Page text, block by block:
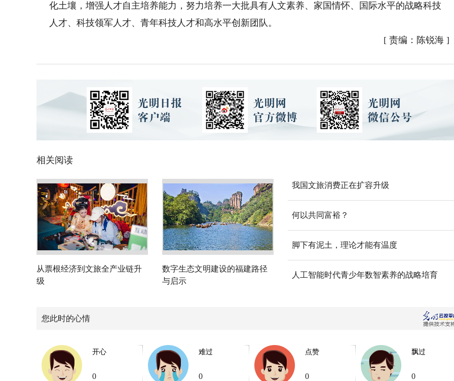
化土壤，增强人才自主培养能力，努力培养一大批具有人文素养、家国情怀、国际水平的战略科技
人才、科技领军人才、青年科技人才和高水平创新团队。
[ 责编：陈锐海]
相关阅读
从票根经济到文旅全产业链升
级
数字生态文明建设的福建路径
与启示
我国文旅消费正在扩容升级
何以共同富裕？
脚下有泥土，理论才能有温度
人工智能时代青少年数智素养的战略培育
您此时的心情
开心
0
难过
0
点赞
0
飘过
0